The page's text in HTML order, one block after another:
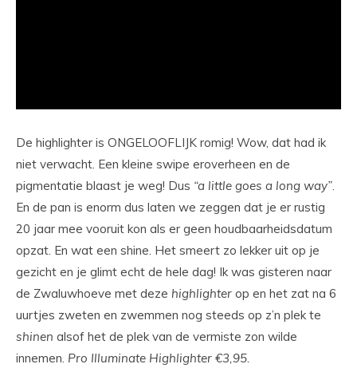
De highlighter is ONGELOOFLIJK romig! Wow, dat had ik
niet verwacht. Een kleine swipe eroverheen en de
pigmentatie blaast je weg! Dus “a little goes a long way”
En de pan is enorm dus laten we zeggen dat je er rustig
20 jaar mee vooruit kon als er geen houdbaarheidsdatum
opzat. En wat een shine. Het smeert zo lekker uit op je
gezicht en je glimt echt de hele dag! Ik was gisteren naar
de Zwaluwhoeve met deze highlighter op en het zat na 6
uurtjes zweten en zwemmen nog steeds op z’n plek te
shinen alsof het de plek van de vermiste zon wilde
innemen. Pro Illuminate Highlighter €3,95.